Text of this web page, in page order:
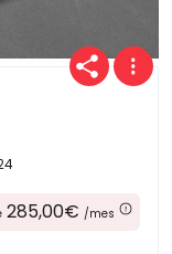
285,00€ /mes